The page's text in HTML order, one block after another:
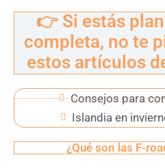
👉 Si estás
completa, no te
estos artículos
Consejos para
Islandia en
¿Qué son las F-